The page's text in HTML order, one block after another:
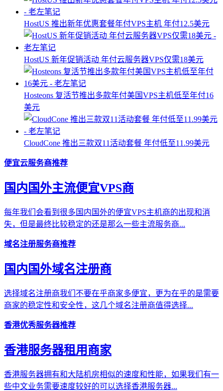
HostUS 推出新年优惠套餐年付VPS主机 年付12.5美元
HostUS 新年促销活动 年付云服务器VPS仅需18美元
Hosteons 复活节推出多款年付美国VPS主机低至年付16
美元
CloudCone 推出三款双11活动套餐 年付低至11.99美元
便宜云服务商推荐
国内国外主流便宜VPS商
每年我们会看到很多国内国外的便宜VPS主机商的出现和消
失，但是最终比较稳定的还是那么一些主流服务商...
域名注册服务商推荐
国内国外域名注册商
选择域名注册商我们不要在乎商家多便宜，更为在乎的是需要
商家的稳定性和安全性，这几个域名注册商值得选择...
香港优秀服务器推荐
香港服务器租用商家
香港服务器拥有和大陆机房相似的速度和性能，如果我们有一
些中文业务需要速度较好的可以选择香港服务器...